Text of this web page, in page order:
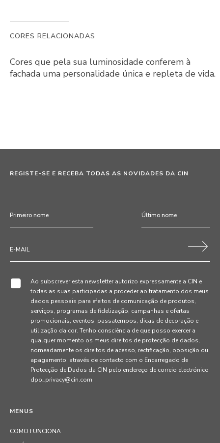
CORES RELACIONADAS
Cores que pela sua luminosidade conferem à
fachada uma personalidade única e repleta de vida.
MENUS
COMO FUNCIONA
REGISTE-SE E RECEBA TODAS AS NOVIDADES DA CIN
Ao subscrever esta newsletter autorizo expressamente a CIN e
todas as suas participadas a proceder ao tratamento dos meus
dados pessoais para efeitos de comunicação de produtos,
serviços, programas de fidelização, campanhas e ofertas
promocionais, eventos, passatempos, dicas de decoração e
utilização da cor. Tenho consciência de que posso exercer a
qualquer momento os meus direitos de protecção de dados,
nomeadamente os direitos de acesso, rectificação, oposição ou
apagamento, através de contacto com o Encarregado de
Protecção de Dados da CIN pelo endereço de correio electrónico
dpo_privacy@cin.com